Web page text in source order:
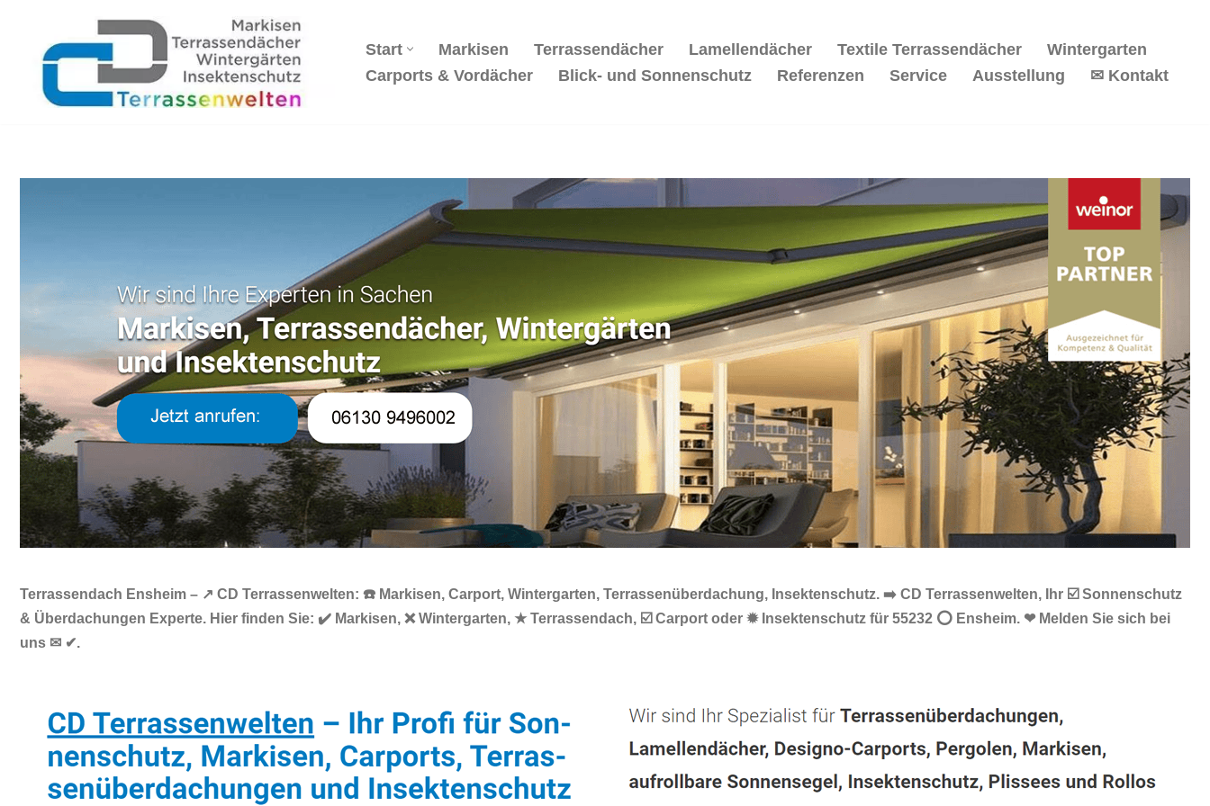
springen
Start Markisen Terrassendächer Lamellendächer Textile Terrassendächer
Wintergarten
Carports & Vordächer
Blick- und Sonnenschutz Referenzen Service Ausstellung ✉ Kontakt
Terrassendach Ensheim – ↗️ CD Terrassenwelten: ☎️ Markisen, Carport, Wintergarten, Terrassenüberdachung, Insektenschutz. ➡️ CD Terrassenwelten, Ihr ☑️ Sonnenschutz
& Überdachungen Experte. Hier finden Sie: ✔️ Markisen, ❌ Wintergarten, ★ Terrassendach, ☑️ Carport oder ✹ Insektenschutz für 55232 ⭕ Ensheim. ❤ Melden Sie sich bei
uns ✉ ✔.